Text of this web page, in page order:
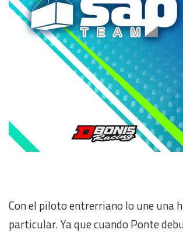
Con el piloto entrerriano lo une una
particular. Ya que cuando Ponte